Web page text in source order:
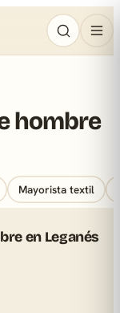
hombre
Mayorista textil
en Leganés